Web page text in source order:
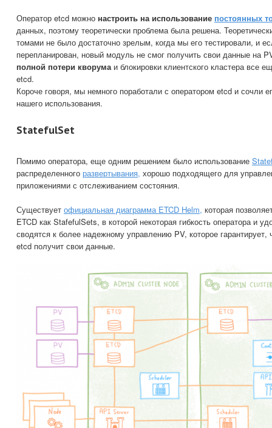
Оператор etcd можно настроить на использование постоянных
данных, поэтому теоретически проблема была решена.
томами не было достаточно зрелым, когда мы его тестировали, и
перепланирован, новый модуль не смог получить свои данные на
полной потери кворумаи блокировки клиентского кластера все
etcd.
Короче говоря, мы немного поработали с оператором etcd и сочли
нашего использования.
StatefulSet
Помимо оператора, еще одним решением было использование
распределенного развертывания, хорошо подходящего для
приложениями с отслеживанием состояния.
Существует официальная диаграмма ETCD Helm, которая
ETCD как StafefulSets, в которой некоторая гибкость оператора и
сводятся к более надежному управлению PV, которое
etcd получит свои данные.